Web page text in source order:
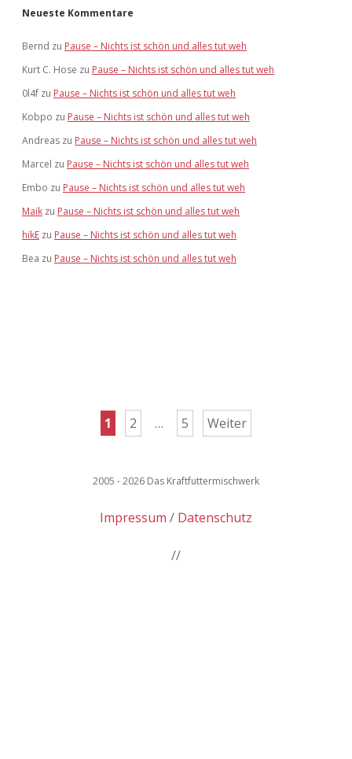
Neueste Kommentare
Bernd zu Pause – Nichts ist schön und alles tut weh
Kurt C. Hose zu Pause – Nichts ist schön und alles tut weh
0l4f zu Pause – Nichts ist schön und alles tut weh
Kobpo zu Pause – Nichts ist schön und alles tut weh
Andreas zu Pause – Nichts ist schön und alles tut weh
Marcel zu Pause – Nichts ist schön und alles tut weh
Embo zu Pause – Nichts ist schön und alles tut weh
Maik zu Pause – Nichts ist schön und alles tut weh
hikE zu Pause – Nichts ist schön und alles tut weh
Bea zu Pause – Nichts ist schön und alles tut weh
Seitennummerierung
Beiträge
1 2 … 5 Weiter
2005 - 2026 Das Kraftfuttermischwerk
Impressum Datenschutz
//